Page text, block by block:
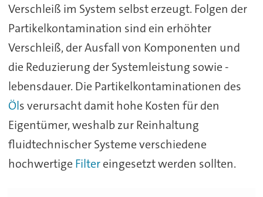
Verschleiß im System selbst erzeugt. Folgen der
Partikelkontamination sind ein erhöhter
Verschleiß, der Ausfall von Komponenten und
die Reduzierung der Systemleistung sowie -
lebensdauer. Die Partikelkontaminationen des
Öls verursacht damit hohe Kosten für den
Eigentümer, weshalb zur Reinhaltung
fluidtechnischer Systeme verschiedene
hochwertige Filtereingesetzt werden sollten.